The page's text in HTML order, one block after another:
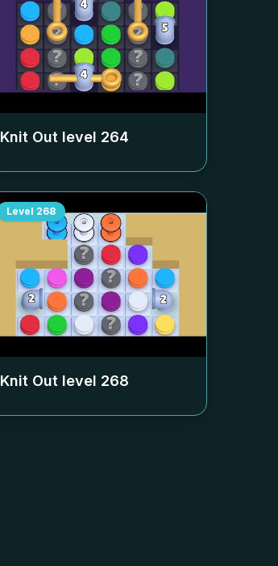
Knit Out level 264
Level 268
Knit Out level 268